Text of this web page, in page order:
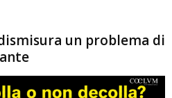
un problema di